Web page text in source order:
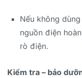
Nếu không
nguồn điện
rò điện.
Kiểm tra – bảo